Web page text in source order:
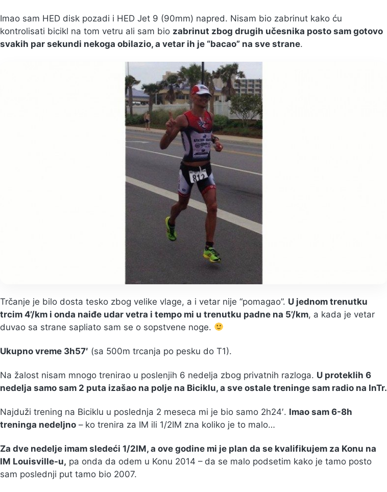
Imao sam HED disk pozadi i HED Jet 9 (90mm) napred. Nisam bio zabrinut kako ću
kontrolisati bicikl na tom vetru ali sam bio zabrinut zbog drugih učesnika posto sam gotovo
svakih par sekundi nekoga obilazio, a vetar ih je “bacao” na sve strane.
Trčanje je bilo dosta tesko zbog velike vlage, a i vetar nije “pomagao”. U jednom trenutku
trcim 4’/km i onda naiđe udar vetra i tempo mi u trenutku padne na 5’/km, a kada je vetar
duvao sa strane sapliato sam se o sopstvene noge.
Ukupno vreme 3h57′ (sa 500m trcanja po pesku do T1).
Na žalost nisam mnogo trenirao u poslenjih 6 nedelja zbog privatnih razloga. U proteklih 6
nedelja samo sam 2 puta izašao na polje na Biciklu, a sve ostale treninge sam radio na InTr.
Najduži trening na Biciklu u poslednja 2 meseca mi je bio samo 2h24′. Imao sam 6-8h
treninga nedeljno – ko trenira za IM ili 1/2IM zna koliko je to malo…
Za dve nedelje imam sledeći 1/2IM, a ove godine mi je plan da se kvalifikujem za Konu na
IM Louisville-u, pa onda da odem u Konu 2014 – da se malo podsetim kako je tamo posto
sam poslednji put tamo bio 2007.